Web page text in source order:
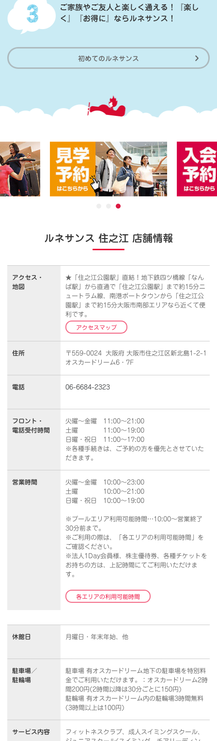
ご家族やご友人と楽しく通える！『楽し
く』『お得に』ならルネサンス！
初めてのルネサンス
ルネサンス 住之江 店舗情報
アクセス・
地図
★「住之江公園駅」直結！地下鉄四ツ橋線「なん
ば駅」から直通で「住之江公園駅」まで約15分ニ
ュートラム線、南港ポートタウンから「住之江公
園駅」まで約15分大阪市南部エリアなら近くて便
利です。
アクセスマップ
住所
〒559-0024 大阪府 大阪市住之江区新北島1-2-1
オスカードリーム6・7F
電話 06-6684-2323
フロント・
電話受付時間
火曜～金曜 11:00～21:00
土曜 11:00～19:00
日曜・祝日 11:00～17:00
※各種手続きは、ご予約の方を優先とさせていた
だきます。
営業時間
火曜～金曜 10:00～23:00
土曜 10:00～21:00
日曜・祝日 10:00～19:00
※プールエリア利用可能時間…10:00～営業終了
30分前まで。
※ご利用の際は、「各エリアの利用可能時間」を
ご確認ください。
※法人1Day会員様、株主優待券、各種チケットを
お持ちの方は、上記時間にてご利用いただけま
す。
各エリアの利用可能時間
休館日 月曜日・年末年始、他
駐車場／
駐輪場
駐車場 有オスカードリーム地下の駐車場を特別料
金でご利用いただけます。：オスカードリーム2時
間200円(2時間以降は30分ごとに150円)
駐輪場 有オスカードリーム内の駐輪場3時間無料
(3時間以上は100円)
サービス内容
フィットネスクラブ、成人スイミングスクール、